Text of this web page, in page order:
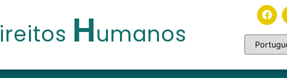
ireitos Humanos